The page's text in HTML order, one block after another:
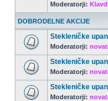
Moderatorji:
DOBRODELNE AKCIJE
Stekleničke
Moderatorji:
Stekleničke
Moderatorji:
Stekleničke
Moderatorji: